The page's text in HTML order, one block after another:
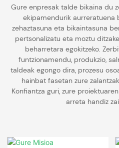
Gure enpresak talde bikaina du
ekipamendurik aurreratuena
zehaztasuna eta bikaintasuna
pertsonalizatu eta moztu
beharretara egokitzeko.
funtzionamendu, produkzio,
taldeak egongo dira, prozesu
hainbat fasetan zure
Konfiantza guri, zure
arreta handiz